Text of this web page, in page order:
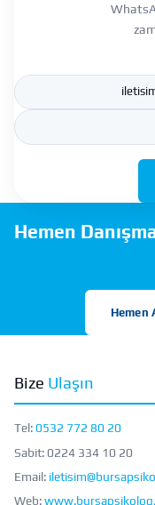
Hemen
Hemen
Bize Ulaşın
Tel:0532 772 80 20
Sabit:0224 334 10 20
Email:
Web: